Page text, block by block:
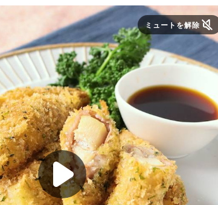
ミュートを解除